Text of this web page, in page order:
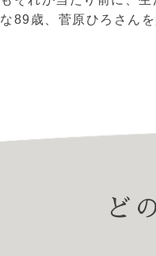
な89歳、菅原ひろさん
ど